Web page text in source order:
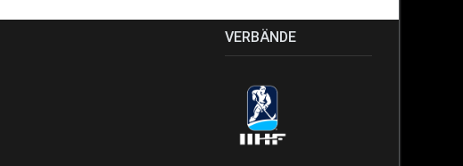
VERBÄNDE